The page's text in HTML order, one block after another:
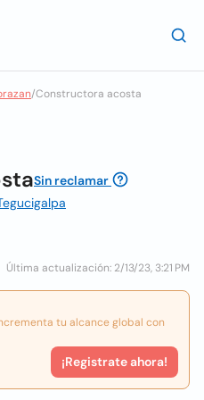
/Constructora acosta
Sin reclamar
Última actualización: 2/13/23, 3:21 PM
tu alcance global con
¡Registrate ahora!